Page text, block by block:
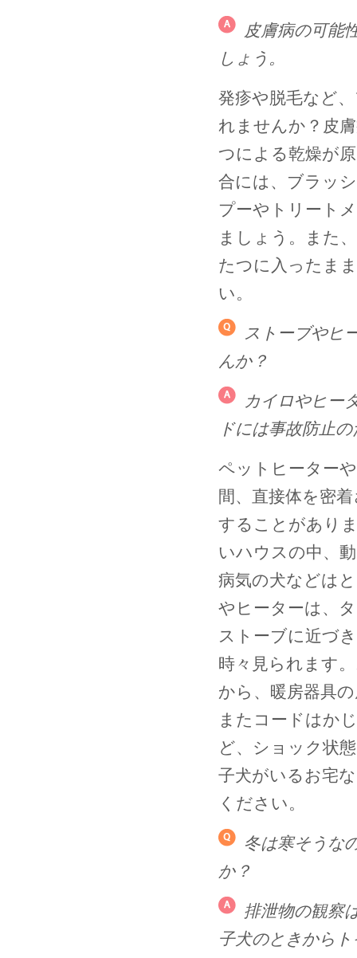
皮膚病の可能
しょう。
発疹や脱毛など
れませんか？皮
つによる乾燥が
合には、ブラッ
プーやトリート
ましょう。また
たつに入ったま
い。
ストーブやヒ
んか？
カイロやヒー
ドには事故防止
ペットヒーター
間、直接体を密
することがあり
いハウスの中、
病気の犬などは
やヒーターは、
ストーブに近づ
時々見られます
から、暖房器具
またコードはか
ど、ショック状
子犬がいるお宅
ください。
冬は寒そうな
か？
排泄物の観察
子犬のときから